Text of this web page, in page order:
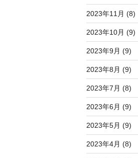
2023年11月 (8)
2023年10月 (9)
2023年9月 (9)
2023年8月 (9)
2023年7月 (8)
2023年6月 (9)
2023年5月 (9)
2023年4月 (8)